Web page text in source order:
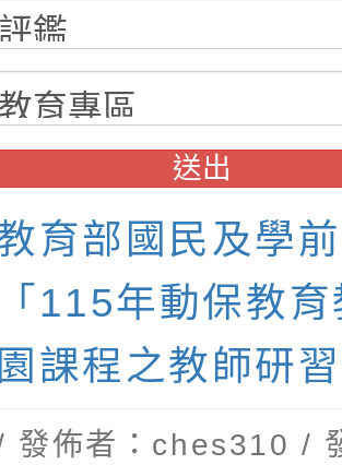
」、「邁向下一
座及成長團體」
告
程計畫」核定一
教育部國民及學
「115年度教育
育署辦理性別平
程與教學人才庫
一案， 請教師
請查照。
:桃園市政府腸
答集
:桃園市交通局
存摺2.0」全民
市政府家庭教育
祖孫樂淘桃－祖
動」海報電子檔
助鼓勵所屬同仁
有關銓敘部建置
休所得重審後實
」，公立學校退
送出
育部國民及學
115年動保教
課程之教師研
發佈者：ches310 /